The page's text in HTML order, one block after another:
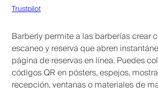
Trustpilot
Barberly permite a las barberías crear
escaneo y reserva que abren
página de reservas en línea. Puedes
códigos QR en pósters, espejos,
recepción, ventanas o materiales de